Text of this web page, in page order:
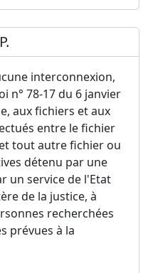
interconnexion,
n° 78-17 du 6 janvier
aux fichiers et aux
entre le fichier
tout autre fichier ou
détenu par une
un service de l'Etat
de la justice, à
recherchées
prévues à la